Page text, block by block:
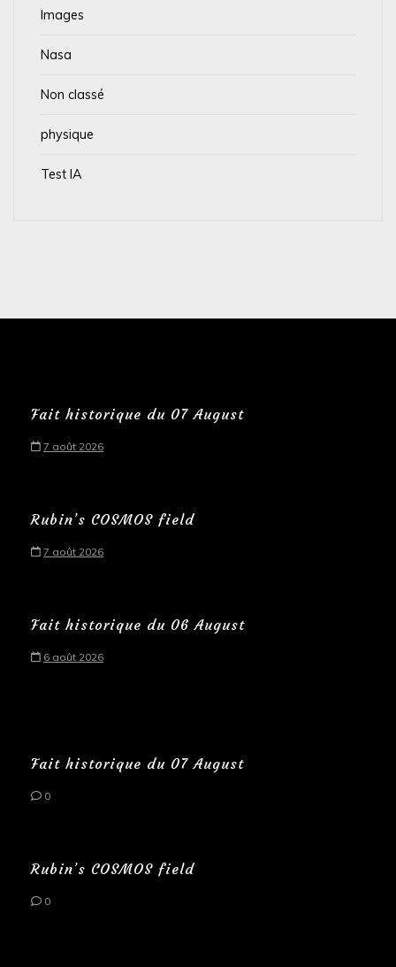
Images
Nasa
Non classé
physique
Test IA
Fait historique du 07 August
7 août 2026
Rubin’s COSMOS field
7 août 2026
Fait historique du 06 August
6 août 2026
Fait historique du 07 August
0
Rubin’s COSMOS field
0